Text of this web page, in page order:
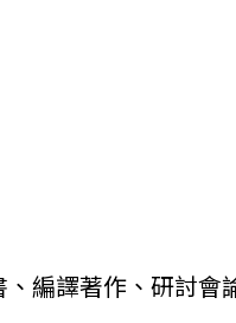
編譯著作、 研討會